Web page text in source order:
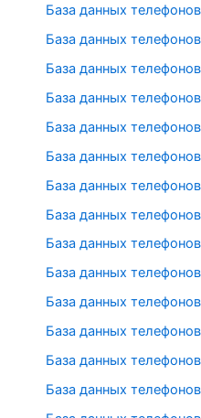
База данных
База данных
База данных
База данных
База данных
База данных
База данных
База данных
База данных
База данных
База данных
База данных
База данных
База данных